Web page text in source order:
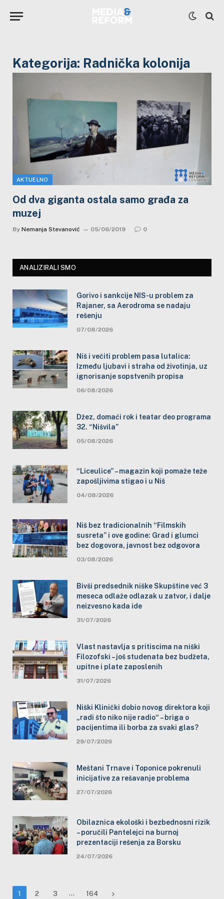
Kategorija: Radnička kolonija
AKTUELNO
Od dva giganta ostala samo građa za
muzej
By Nemanja Stevanović 05/06/2019 0
ANALIZIRALI SMO
Gorivo i sankcije NIS-u problem za
Rajaner, sa Aerodroma se nadaju
rešenju
07/08/2026
Niš i večiti problem pasa lutalica:
Između ljubavi i straha od životinja, uz
ignorisanje sopstvenih propisa
06/08/2026
Džez, domaći rok i teatar deo programa
32. “Nišvila”
05/08/2026
“Liceulice” – magazin koji pomaže teže
zapošljivima stigao i u Niš
04/08/2026
Niš bez tradicionalnih “Filmskih
susreta” i ove godine: Grad i glumci
bez dogovora, javnost bez odgovora
03/08/2026
Bivši predsednik niške Skupštine već 3
meseca odlaže odlazak u zatvor, i dalje
neizvesno kada ide
31/07/2026
Vlast nastavlja s pritiscima na niški
Filozofski – još studenata bez budžeta,
upitne i plate zaposlenih
31/07/2026
Niški Klinički dobio novog direktora koji
„radi što niko nije radio“ – briga o
pacijentima ili borba za svaki glas?
29/07/2026
Meštani Trnave i Toponice pokrenuli
inicijative za rešavanje problema
27/07/2026
Obilaznica ekološki i bezbednosni rizik
– poručili Pantelejci na burnoj
prezentaciji rešenja za Borsku
24/07/2026
1 2 3 … 164 Next